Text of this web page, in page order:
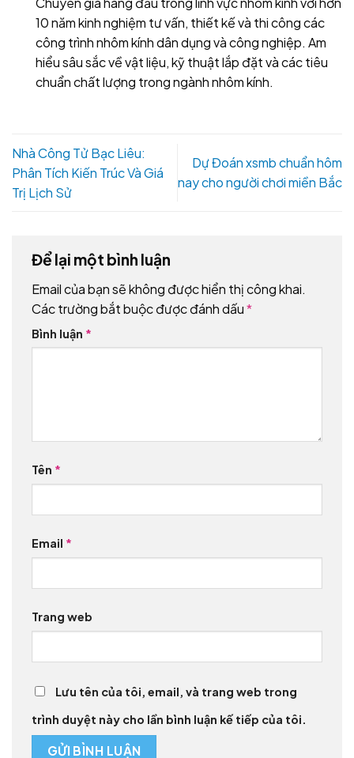
10 năm kinh nghiệm tư vấn, thiết kế và thi công các
công trình nhôm kính dân dụng và công nghiệp. Am
hiểu sâu sắc về vật liệu, kỹ thuật lắp đặt và các tiêu
chuẩn chất lượng trong ngành nhôm kính.
Nhà Công Tử Bạc Liêu:
Phân Tích Kiến Trúc Và Giá
Trị Lịch Sử
Dự Đoán xsmb chuẩn hôm
nay cho người chơi miền Bắc
Để lại một bình luận
Email của bạn sẽ không được hiển thị công khai.
Các trường bắt buộc được đánh dấu*
Bình luận *
Tên *
Email *
Trang web
Lưu tên của tôi, email, và trang web trong
trình duyệt này cho lần bình luận kế tiếp của tôi.